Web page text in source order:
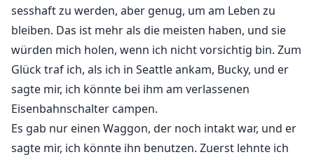
sesshaft zu werden, aber genug, um am Leben zu
bleiben. Das ist mehr als die meisten haben, und sie
würden mich holen, wenn ich nicht vorsichtig bin. Zum
Glück traf ich, als ich in Seattle ankam, Bucky, und er
sagte mir, ich könnte bei ihm am verlassenen
Eisenbahnschalter campen.
Es gab nur einen Waggon, der noch intakt war, und er
sagte mir, ich könnte ihn benutzen. Zuerst lehnte ich